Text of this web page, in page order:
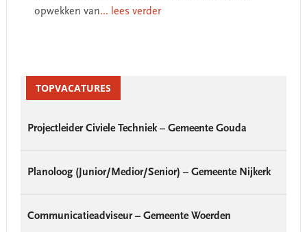
opwekken van... lees verder
SidebarTOPVACATURES
Projectleider Civiele Techniek – Gemeente Gouda
Planoloog (Junior/Medior/Senior) – Gemeente Nijkerk
Communicatieadviseur – Gemeente Woerden